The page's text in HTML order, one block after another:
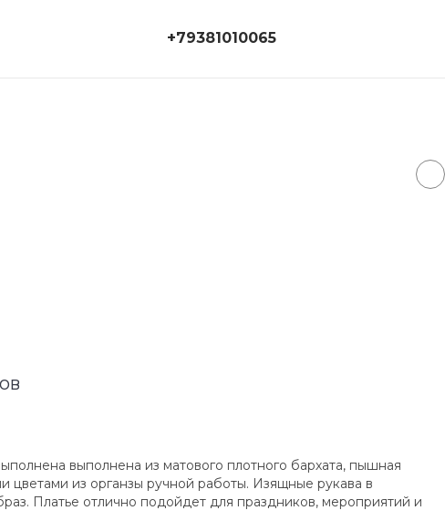
+79381010065
выполнена из матового плотного бархата, пышная
цветами из органзы ручной работы. Изящные рукава в
Платье отлично подойдет для праздников, мероприятий и